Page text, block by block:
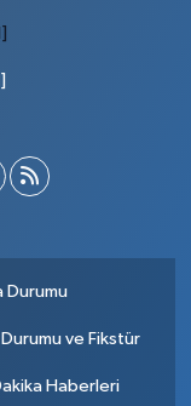
Durumu
Durumu ve Fikstür
Haberleri